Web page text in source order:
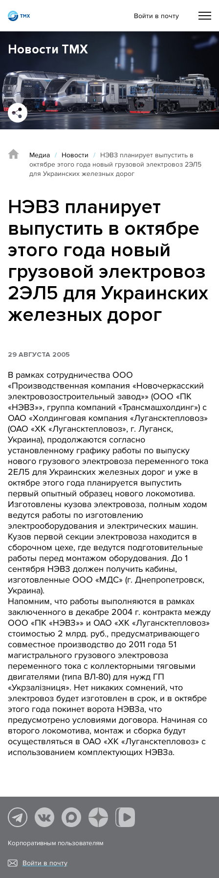
Войти в почту
Новости ТМХ
Медиа / Новости /
НЭВЗ планирует выпустить в
октябре этого года новый грузовой электровоз 2ЭЛ5
для Украинских железных дорог
НЭВЗ планирует
выпустить в октябре
этого года новый
грузовой электровоз
2ЭЛ5 для Украинских
железных дорог
29 АВГУСТА 2005
В рамках сотрудничества ООО
«Производственная компания «Новочеркасский
электровозостроительный завод»» (ООО «ПК
«НЭВЗ»», группа компаний «Трансмашхолдинг») с
ОАО «Холдинговая компания «Лугансктепловоз»
(ОАО «ХК «Лугансктепловоз», г. Луганск,
Украина), продолжаются согласно
установленному графику работы по выпуску
нового грузового электровоза переменного тока
2ЕЛ5 для Украинских железных дорог и уже в
октябре этого года планируется выпустить
первый опытный образец нового локомотива.
Изготовлены кузова электровоза, полным ходом
ведутся работы по изготовлению
электрооборудования и электрических машин.
Кузов первой секции электровоза находится в
сборочном цехе, где ведутся подготовительные
работы перед монтажом оборудования. До 1
сентября НЭВЗ должен получить кабины,
изготовленные ООО «МДС» (г. Днепропетровск,
Украина).
Напомним, что работы выполняются в рамках
заключенного в декабре 2004 г. контракта между
ООО «ПК «НЭВЗ»» и ОАО «ХК «Лугансктепловоз»
стоимостью 2 млрд. руб., предусматривающего
совместное производство до 2011 года 51
магистрального грузового электровоза
переменного тока с коллекторными тяговыми
двигателями (типа ВЛ-80) для нужд ГП
«Укрзалiзниця». Нет никаких сомнений, что
электровоз будет изготовлен в срок, и в октябре
этого года покинет ворота НЭВЗа, что
предусмотрено условиями договора. Начиная со
второго локомотива, монтаж и сборка будут
осуществляться в ОАО «ХК «Лугансктепловоз» с
использованием комплектующих НЭВЗа.
Корпоративным пользователям
Войти в почту